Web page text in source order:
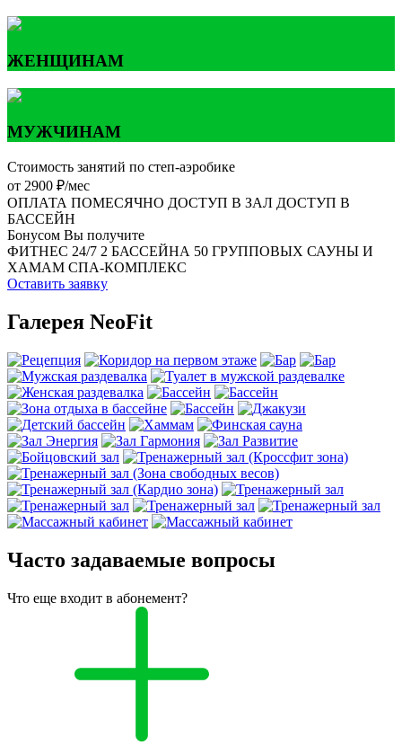
ЖЕНЩИНАМ
МУЖЧИНАМ
Стоимость занятий по степ-аэробике
от 2900 ₽/мес
ОПЛАТА ПОМЕСЯЧНО ДОСТУП В ЗАЛ ДОСТУП В
БАССЕЙН
Бонусом Вы получите
ФИТНЕС 24/7 2 БАССЕЙНА 50 ГРУППОВЫХ САУНЫ И
ХАМАМ СПА-КОМПЛЕКС
Оставить заявку
Галерея NeoFit
Часто задаваемые вопросы
Что еще входит в абонемент?